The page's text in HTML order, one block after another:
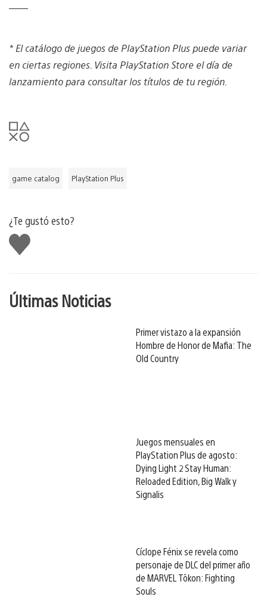
——
* El catálogo de juegos de PlayStation Plus puede variar
en ciertas regiones. Visita PlayStation Store el día de
lanzamiento para consultar los títulos de tu región.
game catalog PlayStation Plus
¿Te gustó esto?
Me
gusta
Últimas Noticias
Primer vistazo a la expansión
Hombre de Honor de Mafia: The
Old Country
Juegos mensuales en
PlayStation Plus de agosto:
Dying Light 2 Stay Human:
Reloaded Edition, Big Walk y
Signalis
Cíclope Fénix se revela como
personaje de DLC del primer año
de MARVEL Tōkon: Fighting
Souls